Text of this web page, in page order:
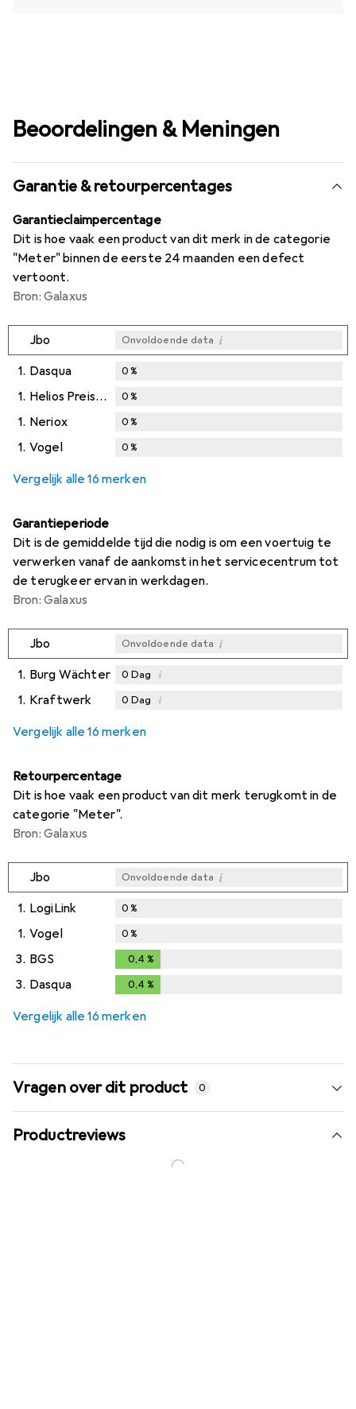
Beoordelingen & Meningen
Garantie & retourpercentages
Garantieclaimpercentage
Dit is hoe vaak een product van dit merk in de categorie
"Meter" binnen de eerste 24 maanden een defect
vertoont.
Bron: Galaxus
Jbo Onvoldoende data i
1. Dasqua 0%
1. Helios Preisser 0%
1. Neriox 0%
1. Vogel 0%
Vergelijk alle 16 merken
Garantieperiode
Dit is de gemiddelde tijd die nodig is om een voertuig te
verwerken vanaf de aankomst in het servicecentrum tot
de terugkeer ervan in werkdagen.
Bron: Galaxus
Jbo Onvoldoende data i
1. Burg Wächter 0 Dag i
1. Kraftwerk 0 Dag i
Vergelijk alle 16 merken
Retourpercentage
Dit is hoe vaak een product van dit merk terugkomt in de
categorie "Meter".
Bron: Galaxus
Jbo Onvoldoende data i
1. LogiLink 0%
1. Vogel 0%
3. BGS 0,4 %
3. Dasqua 0,4 %
Vergelijk alle 16 merken
Vragen over dit product 0
Productreviews